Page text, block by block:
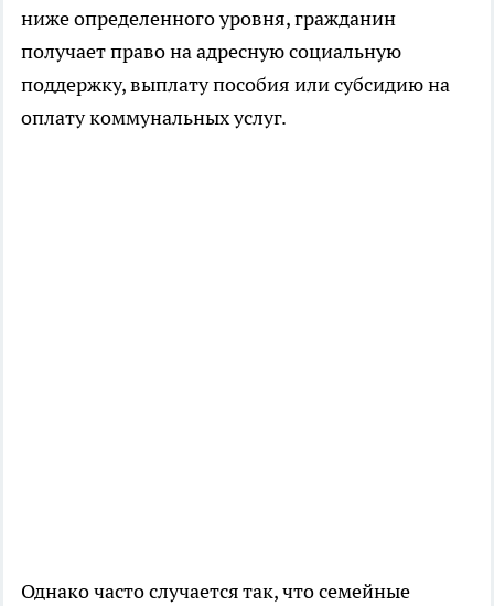
ниже определенного уровня, гражданин
получает право на адресную социальную
поддержку, выплату пособия или субсидию на
оплату коммунальных услуг.
Однако часто случается так, что семейные